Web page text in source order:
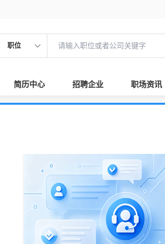
职位
简历中心 招聘企业 职场资讯